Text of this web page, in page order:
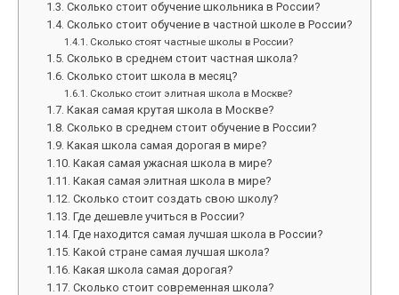
Сколько стоит обучение школьника в России?
Сколько стоит обучение в частной школе в России?
Сколько стоят частные школы в России?
Сколько в среднем стоит частная школа?
Сколько стоит школа в месяц?
Сколько стоит элитная школа в Москве?
Какая самая крутая школа в Москве?
Сколько в среднем стоит обучение в России?
Какая школа самая дорогая в мире?
Какая самая ужасная школа в мире?
Какая самая элитная школа в мире?
Сколько стоит создать свою школу?
Где дешевле учиться в России?
Где находится самая лучшая школа в России?
Какой стране самая лучшая школа?
Какая школа самая дорогая?
Сколько стоит современная школа?